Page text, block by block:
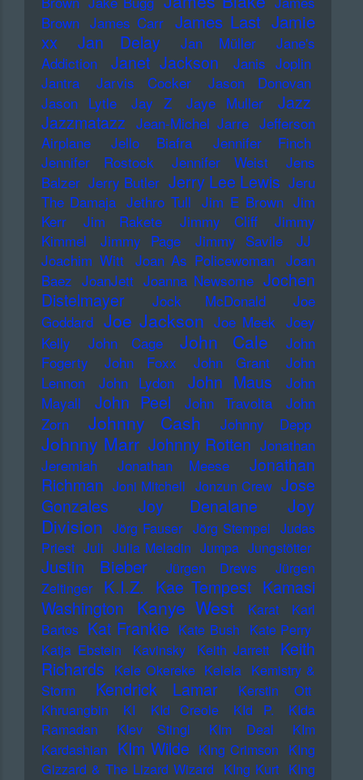
Brown James Carr James Last Jamie
xx
Jan Delay Jan Müller
Jane's
Addiction
Janet Jackson
Janis Joplin
Jantra
Jarvis Cocker
Jason Donovan
Jason Lytle
Jay Z Jaye Muller
Jazz
Jazzmatazz Jean-Michel Jarre Jefferson
Airplane
Jello Biafra
Jennifer Finch
Jennifer Rostock
Jennifer Weist
Jens
Balzer Jerry Butler Jerry Lee Lewis Jeru
The Damaja Jethro Tull Jim E Brown Jim
Kerr
Jim Rakete Jimmy Cliff
Jimmy
Kimmel
Jimmy Page Jimmy Savile
JJ
Joachim Witt Joan As Policewoman Joan
Baez JoanJett Joanna Newsome Jochen
Distelmayer
Jock McDonald
Joe
Goddard Joe Jackson Joe Meek Joey
Kelly
John Cage John Cale
John
Fogerty
John Foxx John Grant
John
Lennon
John Lydon John Maus
John
Mayall
John Peel John Travolta
John
Zorn
Johnny Cash Johnny Depp
Johnny Marr Johnny Rotten Jonathan
Jeremiah
Jonathan Meese
Jonathan
Richman Joni Mitchell Jonzun Crew Jose
Gonzales
Joy Denalane
Joy
Division Jörg Fauser Jörg Stempel Judas
Priest Juli Julia Meladin Jumpa Jungstötter
Justin Bieber Jürgen Drews
Jürgen
Zeltinger
K.I.Z. Kae Tempest Kamasi
Washington
Kanye West Karat
Karl
Bartos Kat Frankie Kate Bush Kate Perry
Katja Ebstein
Kavinsky Keith Jarrett
Keith
Richards Kele Okereke Kelela Kemistry &
Storm
Kendrick Lamar
Kerstin Ott
Khruangbin
KI KId Creole KId P.
KIda
Ramadan
KIev Stingl KIm Deal
KIm
Kardashian KIm Wilde KIng Crimson KIng
Gizzard & The Lizard Wizard KIng Kurt KIng